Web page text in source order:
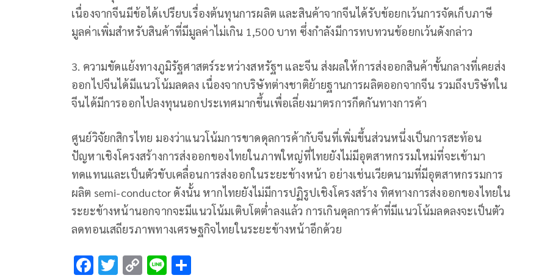
เนื่องจากจีนมีข้อได้เปรียบเรื่องต้นทุนการผลิต และสินค้าจากจีนได้รับข้อยกเว้นการจัดเก็บภาษี
มูลค่าเพิ่มสำหรับสินค้าที่มีมูลค่าไม่เกิน 1,500 บาท ซึ่งกำลังมีการทบทวนข้อยกเว้นดังกล่าว
3. ความขัดแย้งทางภูมิรัฐศาสตร์ระหว่างสหรัฐฯ และจีน ส่งผลให้การส่งออกสินค้าขั้นกลางที่เคยส่ง
ออกไปจีนได้มีแนวโน้มลดลง เนื่องจากบริษัทต่างชาติย้ายฐานการผลิตออกจากจีน รวมถึงบริษัทใน
จีนได้มีการออกไปลงทุนนอกประเทศมากขึ้นเพื่อเลี่ยงมาตรการกีดกันทางการค้า
ศูนย์วิจัยกสิกรไทย มองว่าแนวโน้มการขาดดุลการค้ากับจีนที่เพิ่มขึ้นส่วนหนึ่งเป็นการสะท้อน
ปัญหาเชิงโครงสร้างการส่งออกของไทยในภาพใหญ่ที่ไทยยังไม่มีอุตสาหกรรมใหม่ที่จะเข้ามา
ทดแทนและเป็นตัวขับเคลื่อนการส่งออกในระยะข้างหน้า อย่างเช่นเวียดนามที่มีอุตสาหกรรมการ
ผลิต semi-conductor ดังนั้น หากไทยยังไม่มีการปฏิรูปเชิงโครงสร้าง ทิศทางการส่งออกของไทยใน
ระยะข้างหน้านอกจากจะมีแนวโน้มเติบโตต่ำลงแล้ว การเกินดุลการค้าที่มีแนวโน้มลดลงจะเป็นตัว
ลดทอนเสถียรภาพทางเศรษฐกิจไทยในระยะข้างหน้าอีกด้วย
F T C Li